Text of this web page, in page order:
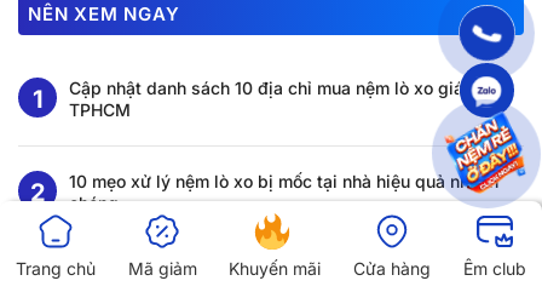
NÊN XEM NGAY
Cập nhật danh sách 10 địa chỉ mua nệm lò xo giá rẻ
TPHCM
10 mẹo xử lý nệm lò xo bị mốc tại nhà hiệu quả nhanh
chóng
Hướng dẫn cách phân biệt các loại nệm lò xo phổ biến
Trang chủ Mã giảm Khuyến mãi Cửa hàng Êm club